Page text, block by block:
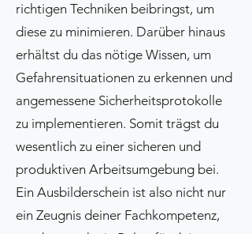
richtigen Techniken beibringst, um
diese zu minimieren. Darüber hinaus
erhältst du das nötige Wissen, um
Gefahrensituationen zu erkennen und
angemessene Sicherheitsprotokolle
zu implementieren. Somit trägst du
wesentlich zu einer sicheren und
produktiven Arbeitsumgebung bei.
Ein Ausbilderschein ist also nicht nur
ein Zeugnis deiner Fachkompetenz,